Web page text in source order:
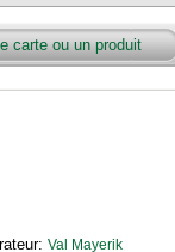
Val Mayerik